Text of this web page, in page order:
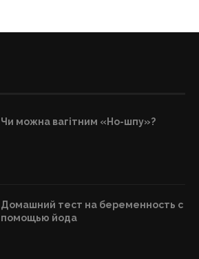
Чи можна вагітним «Но-шпу»?
Домашний тест на беременность с
помощью йода